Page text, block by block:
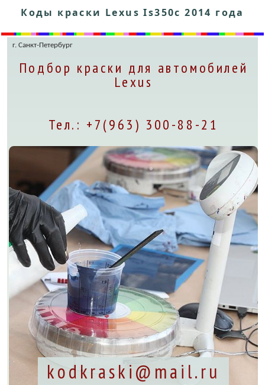
Коды краски Lexus Is350c 2014 года
г. Санкт-Петербург
Подбор краски для автомобилей
Lexus
Тел.: +7(963) 300-88-21
kodkraski@mail.ru